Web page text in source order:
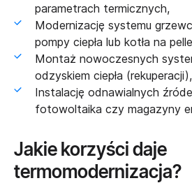
parametrach termicznych,
Modernizację systemu
pompy ciepła lub kotła na
Montaż nowoczesnych
odzyskiem ciepła (rekuperacji),
Instalację odnawialnych
fotowoltaika czy magazyny
Jakie korzyści daje
termomodernizacja?